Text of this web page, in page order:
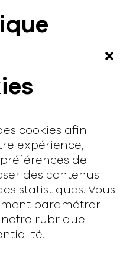
cookies afin
expérience,
de
des contenus
statistiques. Vous
paramétrer
rubrique